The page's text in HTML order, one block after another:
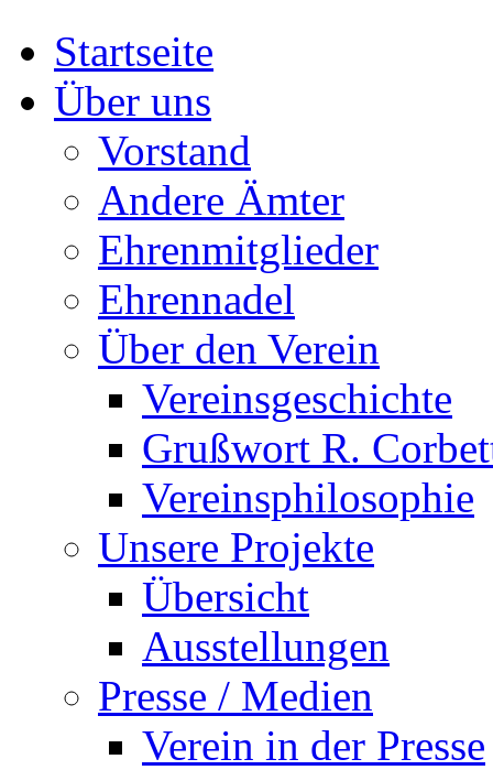
Startseite
Über uns
Vorstand
Andere Ämter
Ehrenmitglieder
Ehrennadel
Über den Verein
Vereinsgeschichte
Grußwort R.
Vereinsphilosophie
Unsere Projekte
Übersicht
Ausstellungen
Presse / Medien
Verein in der Presse